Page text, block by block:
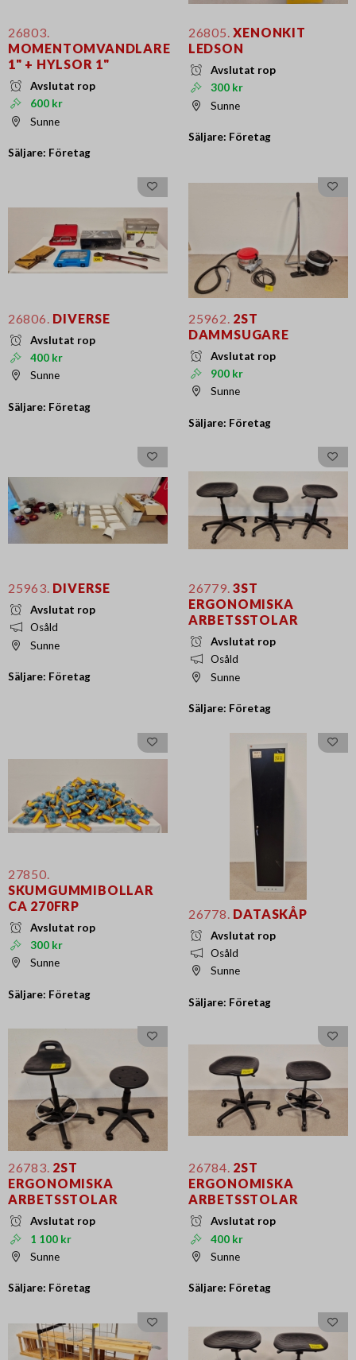
26803.
MOMENTOMVANDLARE
1" + HYLSOR 1"
Avslutat rop
600 kr
Sunne
Säljare: Företag
26805. XENONKIT
LEDSON
Avslutat rop
300 kr
Sunne
Säljare: Företag
26806. DIVERSE
Avslutat rop
400 kr
Sunne
Säljare: Företag
25962. 2ST
DAMMSUGARE
Avslutat rop
900 kr
Sunne
Säljare: Företag
25963. DIVERSE
Avslutat rop
Osåld
Sunne
Säljare: Företag
26779. 3ST
ERGONOMISKA
ARBETSSTOLAR
Avslutat rop
Osåld
Sunne
Säljare: Företag
27850.
SKUMGUMMIBOLLAR
CA 270FRP
Avslutat rop
300 kr
Sunne
Säljare: Företag
26778. DATASKÅP
Avslutat rop
Osåld
Sunne
Säljare: Företag
26783. 2ST
ERGONOMISKA
ARBETSSTOLAR
Avslutat rop
1 100 kr
Sunne
Säljare: Företag
26784. 2ST
ERGONOMISKA
ARBETSSTOLAR
Avslutat rop
400 kr
Sunne
Säljare: Företag